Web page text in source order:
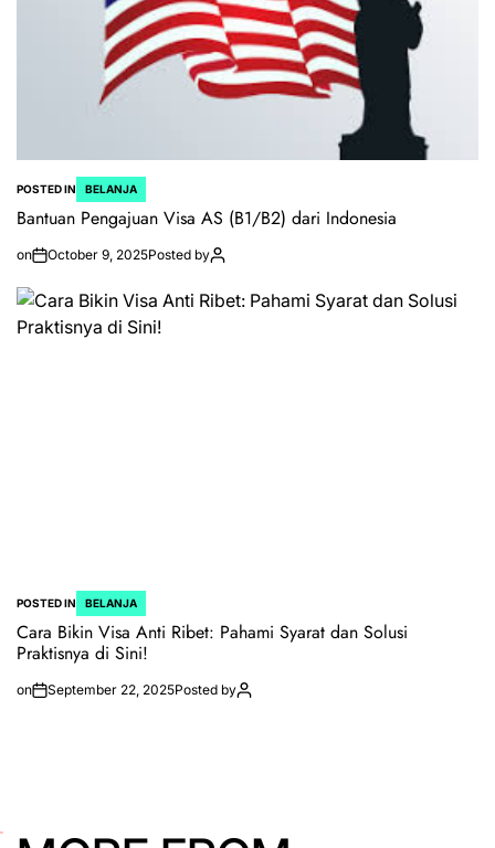
POSTED IN BELANJA
Bantuan Pengajuan Visa AS (B1/B2) dari Indonesia
on October 9, 2025Posted by
POSTED IN BELANJA
Cara Bikin Visa Anti Ribet: Pahami Syarat dan Solusi
Praktisnya di Sini!
on September 22, 2025Posted by